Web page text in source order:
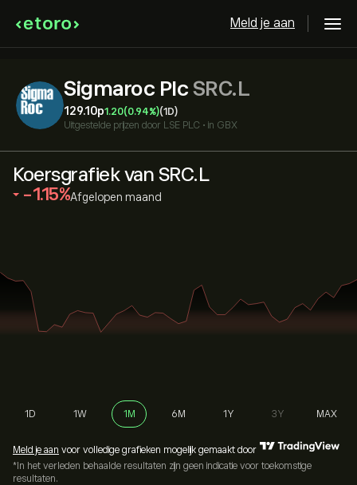
Meld je aan
Sigmaroc Plc SRC.L
129.10‎p‎1.20(0.94%)(1D)
Uitgestelde prijzen door LSE PLC • in GBX
Koersgrafiek van SRC.L
‎-1.15‎ Afgelopen maand
1D 1W 1M 6M 1Y 3Y MAX
Meld je aan voor volledige grafieken mogelijk gemaakt door
*In het verleden behaalde resultaten zijn geen indicatie voor toekomstige
resultaten.